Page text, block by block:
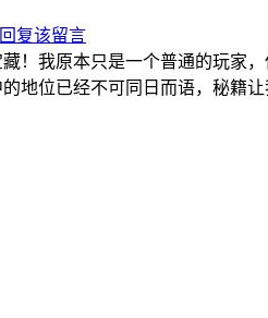
回复该留言
！我原本只是一个普通的玩家
地位已经不可同日而语，秘籍